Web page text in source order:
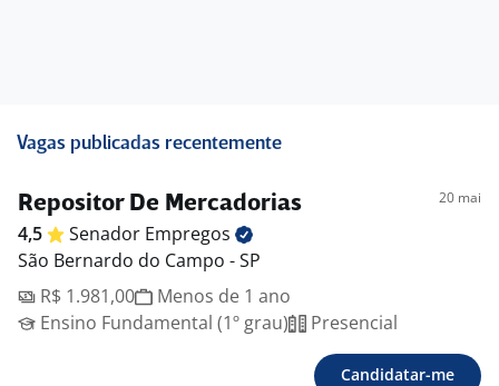
Vagas publicadas recentemente
Repositor De Mercadorias 20 mai
4,5 Senador Empregos
São Bernardo do Campo - SP
R$ 1.981,00
Menos de 1 ano
Ensino Fundamental (1º grau)
Presencial
Candidatar-me